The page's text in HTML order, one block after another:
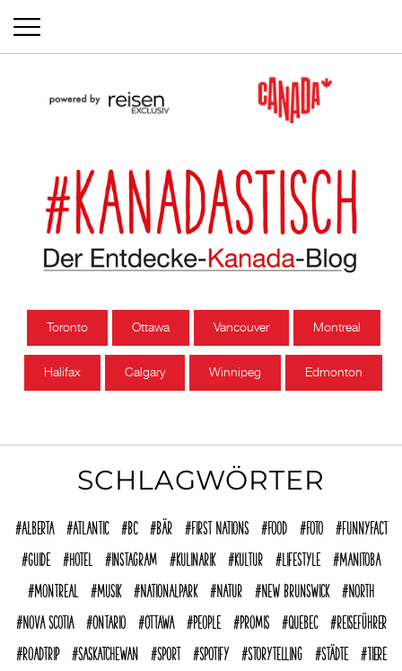
Toronto Ottawa Vancouver Montreal
Halifax Calgary Winnipeg Edmonton
SCHLAGWÖRTER
Alberta Atlantic BC Bär First Nations Food Foto
funnyFACT
Guide
Hotel Instagram Kulinarik Kultur Lifestyle
Manitoba
Montreal
Musik Nationalpark Natur New Brunswick
North
Nova Scotia
Ontario Ottawa People Promis Quebec
reiseführer
Roadtrip
Saskatchewan Sport Spotify Storytelling Städte
Tiere